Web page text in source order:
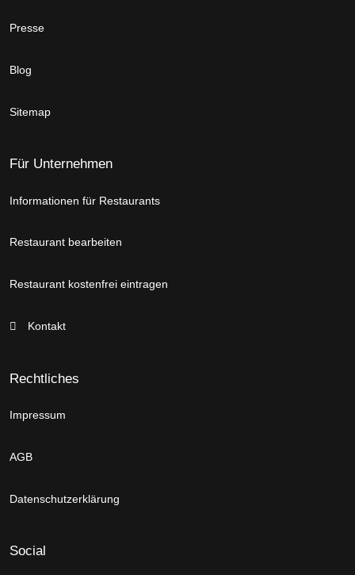
Presse
Blog
Sitemap
Für Unternehmen
Informationen für Restaurants
Restaurant bearbeiten
Restaurant kostenfrei eintragen
Kontakt
Rechtliches
Impressum
AGB
Datenschutzerklärung
Social